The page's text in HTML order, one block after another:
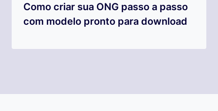
Como criar sua ONG passo a passo
com modelo pronto para download